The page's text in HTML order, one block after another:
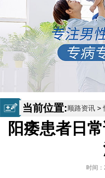
当前位置:顺路资讯 >
阳痿患者日
时间